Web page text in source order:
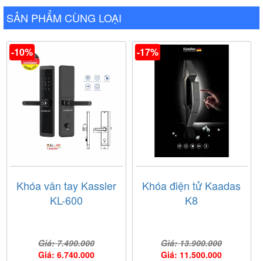
SẢN PHẨM CÙNG LOẠI
-10%
Khóa vân tay Kassler
KL-600
Giá: 7.490.000
Giá: 6.740.000
-17%
Khóa điện tử Kaadas
K8
Giá: 13.900.000
Giá: 11.500.000